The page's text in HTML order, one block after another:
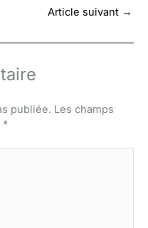
Article suivant →
publiée. Les champs
*